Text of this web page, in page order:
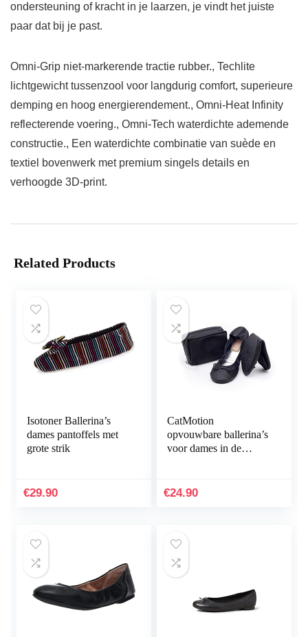
ondersteuning of kracht in je laarzen, je vindt het juiste
paar dat bij je past.
Omni-Grip niet-markerende tractie rubber., Techlite
lichtgewicht tussenzool voor langdurig comfort, superieure
demping en hoog energierendement., Omni-Heat Infinity
reflecterende voering., Omni-Tech waterdichte ademende
constructie., Een waterdichte combinatie van suède en
textiel bovenwerk met premium singels details en
verhoogde 3D-print.
Related Products
Isotoner Ballerina’s
dames pantoffels met
grote strik
€29.90
CatMotion
opvouwbare ballerina’s
voor dames in de
€24.90